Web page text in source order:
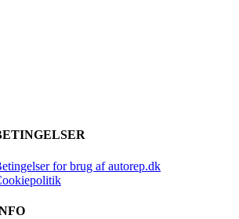
for brug af autorep.dk